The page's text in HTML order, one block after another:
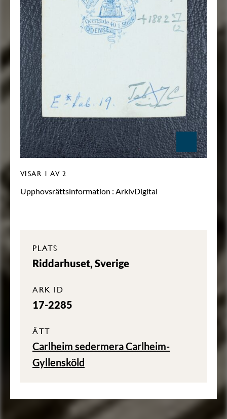
VISAR 1 AV 2
Upphovsrättsinformation : ArkivDigital
PLATS
Riddarhuset, Sverige
ARK ID
17-2285
ÄTT
Carlheim sedermera Carlheim-
Gyllensköld